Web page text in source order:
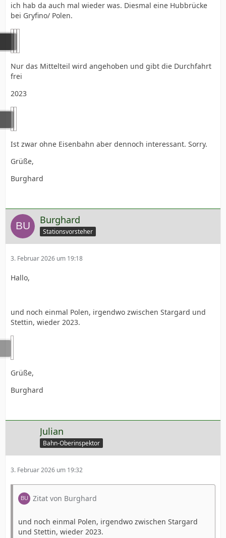
ich hab da auch mal wieder was. Diesmal eine Hubbrücke
bei Gryfino/ Polen.
Nur das Mittelteil wird angehoben und gibt die Durchfahrt
frei
2023
Ist zwar ohne Eisenbahn aber dennoch interessant. Sorry.
Grüße,
Burghard
Burghard
Stationsvorsteher
3. Februar 2026 um 19:18
Hallo,
und noch einmal Polen, irgendwo zwischen Stargard und
Stettin, wieder 2023.
Grüße,
Burghard
Julian
Bahn-Oberinspektor
3. Februar 2026 um 19:32
Zitat von Burghard
und noch einmal Polen, irgendwo zwischen Stargard
und Stettin, wieder 2023.